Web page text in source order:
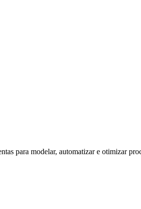
para modelar, automatizar e otimizar